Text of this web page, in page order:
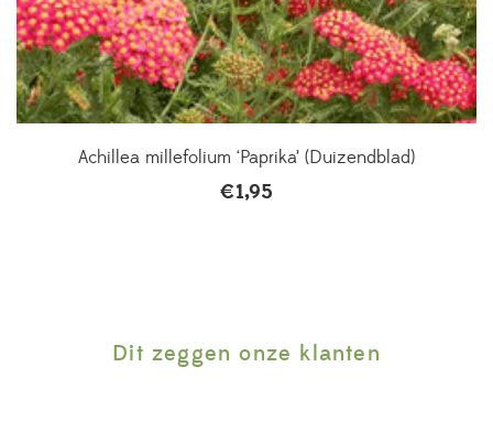
Achillea millefolium ‘Paprika’ (Duizendblad)
€1,95
Dit zeggen onze klanten